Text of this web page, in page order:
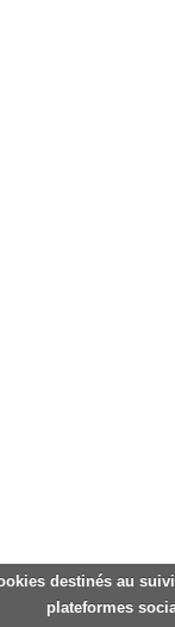
destinés au
plateformes